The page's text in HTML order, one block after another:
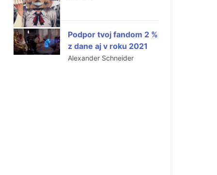
Podpor tvoj fandom 2 %
z dane aj v roku 2021
Alexander Schneider